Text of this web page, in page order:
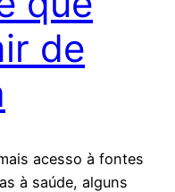
de
acesso à fontes
à saúde, alguns